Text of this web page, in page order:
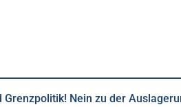
Nein zu der